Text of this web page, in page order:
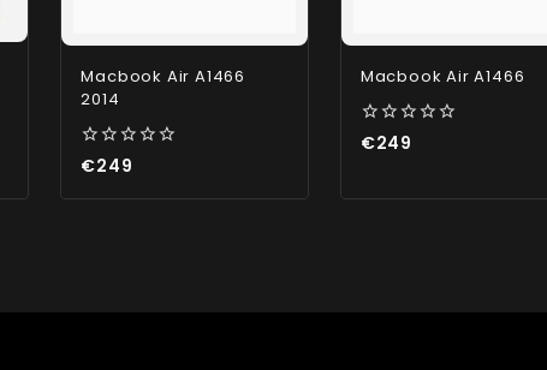
Macbook Air A1466
2014
0
of
€249
Macbook Air A1466
0
€249